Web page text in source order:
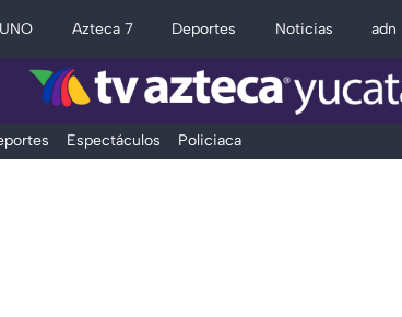
Azteca 7 Deportes Noticias adn
Espectáculos Policiaca